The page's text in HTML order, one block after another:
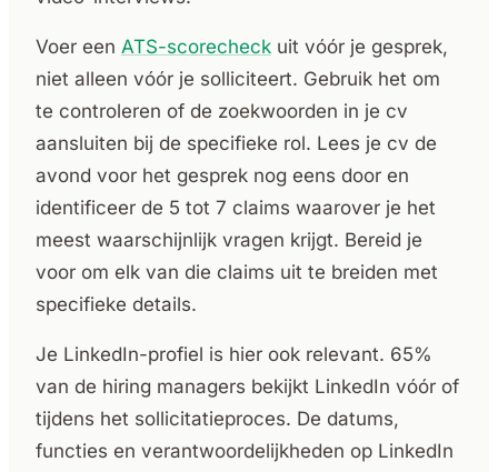
Voer een ATS-scorecheck uit vóór je gesprek,
niet alleen vóór je solliciteert. Gebruik het om
te controleren of de zoekwoorden in je cv
aansluiten bij de specifieke rol. Lees je cv de
avond voor het gesprek nog eens door en
identificeer de 5 tot 7 claims waarover je het
meest waarschijnlijk vragen krijgt. Bereid je
voor om elk van die claims uit te breiden met
specifieke details.
Je LinkedIn-profiel is hier ook relevant. 65%
van de hiring managers bekijkt LinkedIn vóór of
tijdens het sollicitatieproces. De datums,
functies en verantwoordelijkheden op LinkedIn